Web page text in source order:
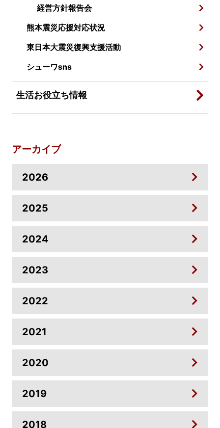
経営方針報告会
熊本震災応援対応状況
東日本大震災復興支援活動
シューワsns
生活お役立ち情報
アーカイブ
2026
2025
2024
2023
2022
2021
2020
2019
2018